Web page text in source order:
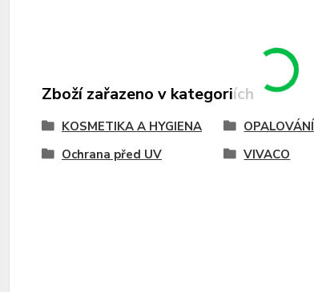
Zboží zařazeno v kategoriích
KOSMETIKA A HYGIENA OPALOVÁNÍ
Ochrana před UV
VIVACO